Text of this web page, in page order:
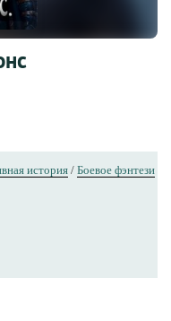
история / Боевое фэнтези